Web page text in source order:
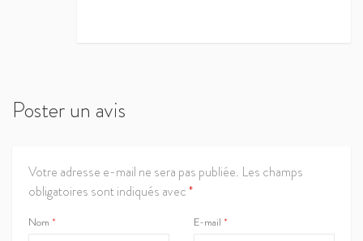
Poster un avis
Votre adresse e-mail ne sera pas publiée. Les champs
obligatoires sont indiqués avec*
Nom * E-mail *